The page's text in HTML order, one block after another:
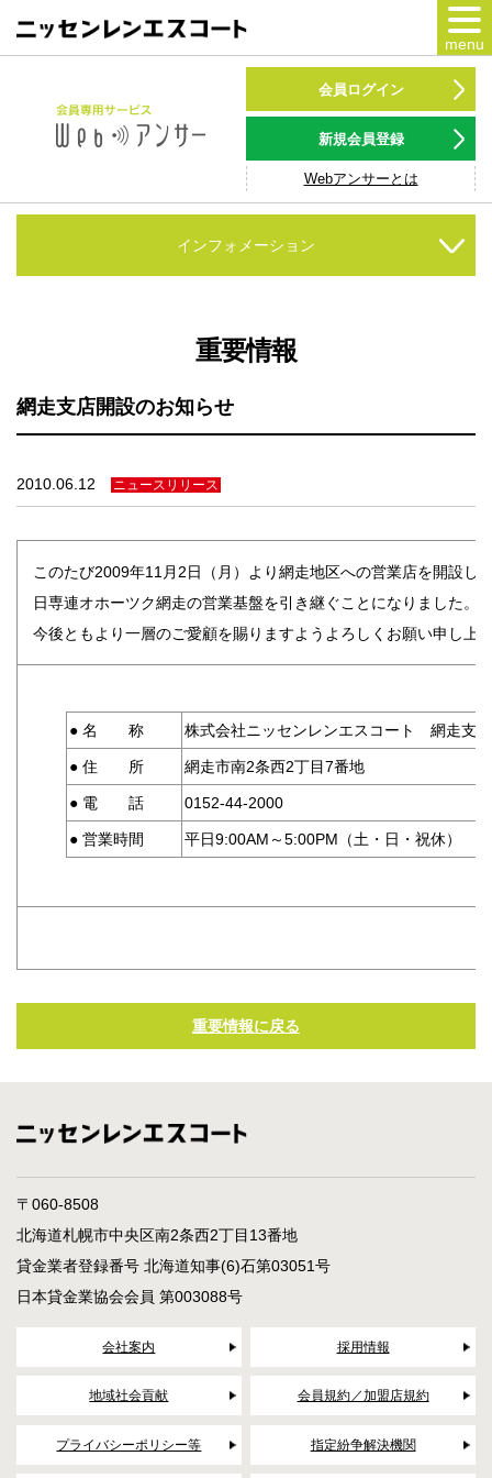
menu
カードをつかう
NSポイント
キャンペーン
サービス
法人のみなさま
加盟店のみなさま
会員ログイン
新規会員登録
Webアンサーとは
インフォメーション
重要情報
網走支店開設のお知らせ
2010.06.12 ニュースリリース
このたび2009年11月2日（月）より網走地区への営業店を開設し
日専連オホーツク網走の営業基盤を引き継ぐことになりました。
今後ともより一層のご愛顧を賜りますようよろしくお願い申し上
● 名 称 株式会社ニッセンレンエスコート 網走支店
● 住 所 網走市南2条西2丁目7番地
● 電 話 0152-44-2000
● 営業時間 平日9:00AM～5:00PM（土・日・祝休）
重要情報に戻る
〒060-8508
北海道札幌市中央区南2条西2丁目13番地
貸金業者登録番号 北海道知事(6)石第03051号
日本貸金業協会会員 第003088号
会社案内 採用情報
地域社会貢献 会員規約／加盟店規約
プライバシーポリシー等 指定紛争解決機関